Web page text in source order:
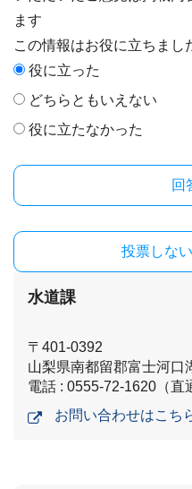
ます
この情報はお役に立ちまし
役に立った
どちらともいえない
役に立たなかった
投票しな
水道課
〒401-0392
山梨県南都留郡富士河口
電話 : 0555-72-1620（直
お問い合わせはこち